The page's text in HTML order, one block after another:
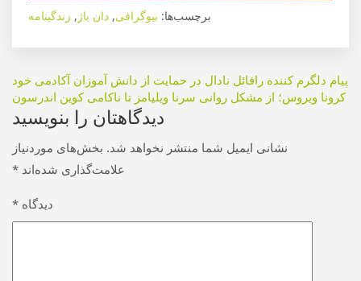
برچسب‌ها: بیوگرافی, دان باژ , زندگینامه
راهبری
نوشته
پیام دلگرم کننده رافائل نادال در حمایت از دانش آموزان آکادمی خود
کرونا ویروس؛ از مشکل روانی سرنا ویلیامز تا ناکامی کوین اندرسون
دیدگاهتان را بنویسید
نشانی ایمیل شما منتشر نخواهد شد. بخش‌های موردنیاز
علامت‌گذاری شده‌اند *
دیدگاه *